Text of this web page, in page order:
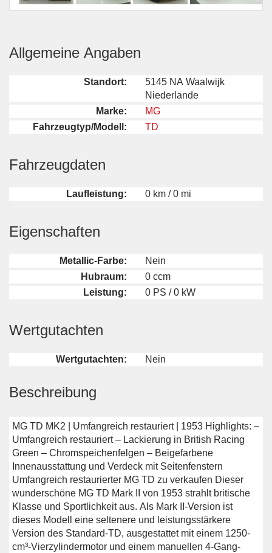
Allgemeine Angaben
Standort:
5145 NA Waalwijk
Niederlande
Marke:
MG
Fahrzeugtyp/Modell:
TD
Fahrzeugdaten
Laufleistung: 0 km / 0 mi
Eigenschaften
Metallic-Farbe:
Nein
Hubraum:
0 ccm
Leistung:
0 PS / 0 kW
Wertgutachten
Wertgutachten: Nein
Beschreibung
MG TD MK2 | Umfangreich restauriert | 1953 Highlights: –
Umfangreich restauriert – Lackierung in British Racing
Green – Chromspeichenfelgen – Beigefarbene
Innenausstattung und Verdeck mit Seitenfenstern
Umfangreich restaurierter MG TD zu verkaufen Dieser
wunderschöne MG TD Mark II von 1953 strahlt britische
Klasse und Sportlichkeit aus. Als Mark II-Version ist
dieses Modell eine seltenere und leistungsstärkere
Version des Standard-TD, ausgestattet mit einem 1250-
cm³-Vierzylindermotor und einem manuellen 4-Gang-